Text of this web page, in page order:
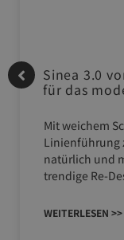
Sinea 3.0
für das
Mit weichem
Linienführung
natürlich und
trendige Re-
WEITERLESEN >>